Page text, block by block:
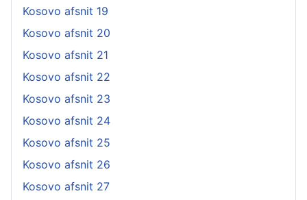
Kosovo afsnit 19
Kosovo afsnit 20
Kosovo afsnit 21
Kosovo afsnit 22
Kosovo afsnit 23
Kosovo afsnit 24
Kosovo afsnit 25
Kosovo afsnit 26
Kosovo afsnit 27